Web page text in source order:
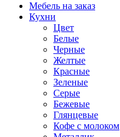
Мебель на заказ
Кухни
Цвет
Белые
Черные
Желтые
Красные
Зеленые
Серые
Бежевые
Глянцевые
Кофе с молоком